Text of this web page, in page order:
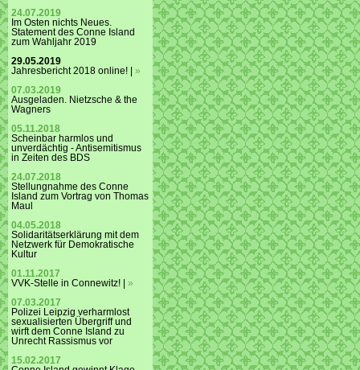
24.07.2019
Im Osten nichts Neues.
Statement des Conne Island
zum Wahljahr 2019
29.05.2019
Jahresbericht 2018 online! | »
07.03.2019
Ausgeladen. Nietzsche & the
Wagners
05.11.2018
Scheinbar harmlos und
unverdächtig - Antisemitismus
in Zeiten des BDS
24.07.2018
Stellungnahme des Conne
Island zum Vortrag von Thomas
Maul
04.05.2018
Solidaritätserklärung mit dem
Netzwerk für Demokratische
Kultur
01.11.2017
VVK-Stelle in Connewitz! | »
07.03.2017
Polizei Leipzig verharmlost
sexualisierten Übergriff und
wirft dem Conne Island zu
Unrecht Rassismus vor
15.02.2017